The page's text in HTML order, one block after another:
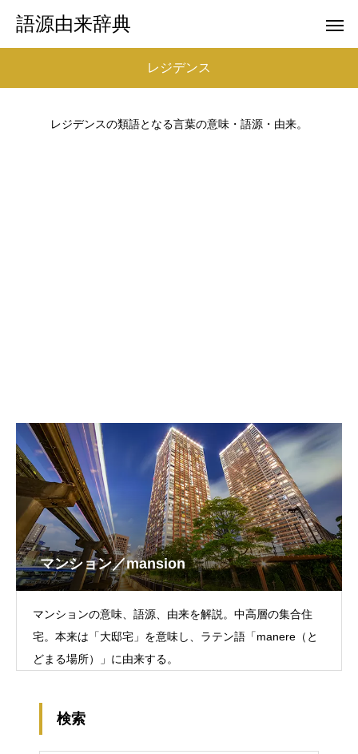
語源由来辞典
レジデンス
レジデンスの類語となる言葉の意味・語源・由来。
マンション／mansion
マンションの意味、語源、由来を解説。中高層の集合住
宅。本来は「大邸宅」を意味し、ラテン語「manere（と
どまる場所）」に由来する。
検索